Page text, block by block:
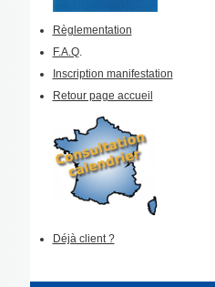
Règlementation
F.A.Q.
Inscription manifestation
Retour page accueil
Déjà client ?